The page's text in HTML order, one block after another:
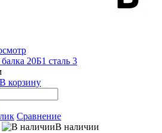
20Б1 сталь 3
В корзину
Сравнение
В наличии